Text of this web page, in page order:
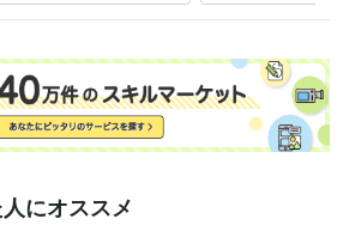
て
きを
めに
にオススメ